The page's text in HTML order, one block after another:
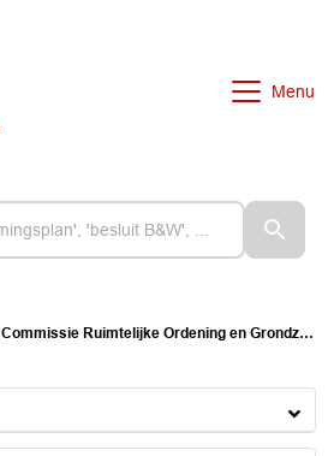
Menu
Commissie Ruimtelijke Ordening en Grondzaken